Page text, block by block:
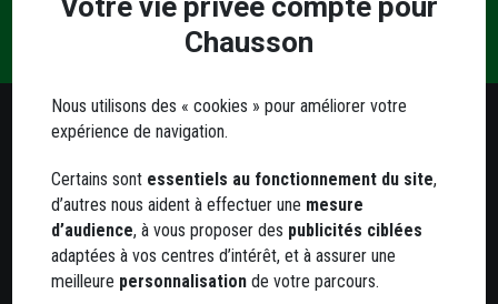
Livraison
et retrait
Une
question
?
Paiement
Besoin d'un conseil ?
Notre service client est à votre écoute
Du lundi au jeudi
de 8h à 12h et de 13h30 à 17h
Le vendredi
de 8h à 12h et de 13h30 à 16h
Chausson
Nous utilisons des « cookies » pour améliorer votre
expérience de navigation.
Certains sont essentiels au fonctionnement du site,
d’autres nous aident à effectuer une mesure
d’audience, à vous proposer des publicités ciblées
adaptées à vos centres d’intérêt, et à assurer une
meilleure personnalisation de votre parcours.